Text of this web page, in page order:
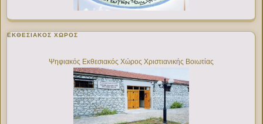
ΕΚΘΕΣΙΑΚΌΣ ΧΏΡΟΣ
Ψηφιακός Εκθεσιακός Χώρος Χριστιανικής Βοιωτίας